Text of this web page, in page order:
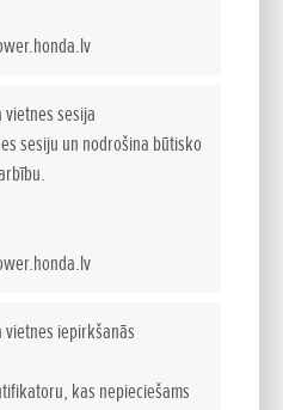
vietnes sesija
sesiju un nodrošina būtisko
vietnes iepirkšanās
kas nepieciešams
izlādes pļaušanas mehānisma
tiks galā ar jebkuru
garas un blīvas zāles
atpakaļ, kad ir nepieciešams